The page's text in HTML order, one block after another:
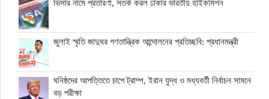
ভিসার নামে প্রতারণা, সতর্ক করল ঢাকার ভারতীয় হাইকমিশন
জুলাই স্মৃতি জাদুঘর গণতান্ত্রিক আন্দোলনের প্রতিচ্ছবি: প্রধানমন্ত্রী
ঘনিষ্ঠদের আপত্তিতে চাপে ট্রাম্প, ইরান যুদ্ধ ও মধ্যবর্তী নির্বাচন সামনে
বড় পরীক্ষা